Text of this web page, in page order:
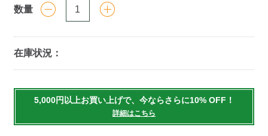
数量
在庫状況：
to
5,000円以上お買い上げで、今ならさらに10% OFF！
詳細はこちら